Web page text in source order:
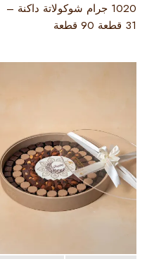
1020 جرام شوكولاتة داكنة –
31 قطعة 90 قطعة